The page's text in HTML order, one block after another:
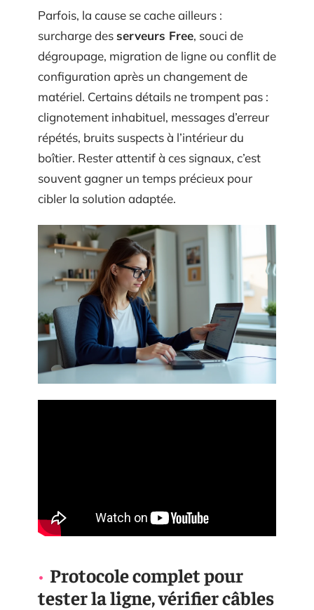
Parfois, la cause se cache ailleurs :
surcharge desserveurs Free, souci de
dégroupage, migration de ligne ou conflit de
configuration après un changement de
matériel. Certains détails ne trompent pas :
clignotement inhabituel, messages d’erreur
répétés, bruits suspects à l’intérieur du
boîtier. Rester attentif à ces signaux, c’est
souvent gagner un temps précieux pour
cibler la solution adaptée.
Protocole complet pour
tester la ligne, vérifier câbles